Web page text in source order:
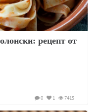
рецепт от
7415
1
0